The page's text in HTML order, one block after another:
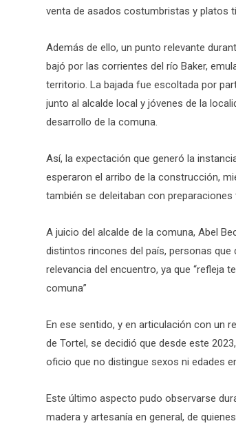
venta de asados costumbristas y platos
Además de ello, un punto relevante
bajó por las corrientes del río Baker,
territorio. La bajada fue escoltada por
junto al alcalde local y jóvenes de la
desarrollo de la comuna.
Así, la expectación que generó la
esperaron el arribo de la construcción,
también se deleitaban con preparaciones
A juicio del alcalde de la comuna, Abel
distintos rincones del país, personas
relevancia del encuentro, ya que “refleja
comuna”
En ese sentido, y en articulación con un
de Tortel, se decidió que desde este
oficio que no distingue sexos ni edades
Este último aspecto pudo observarse
madera y artesanía en general, de